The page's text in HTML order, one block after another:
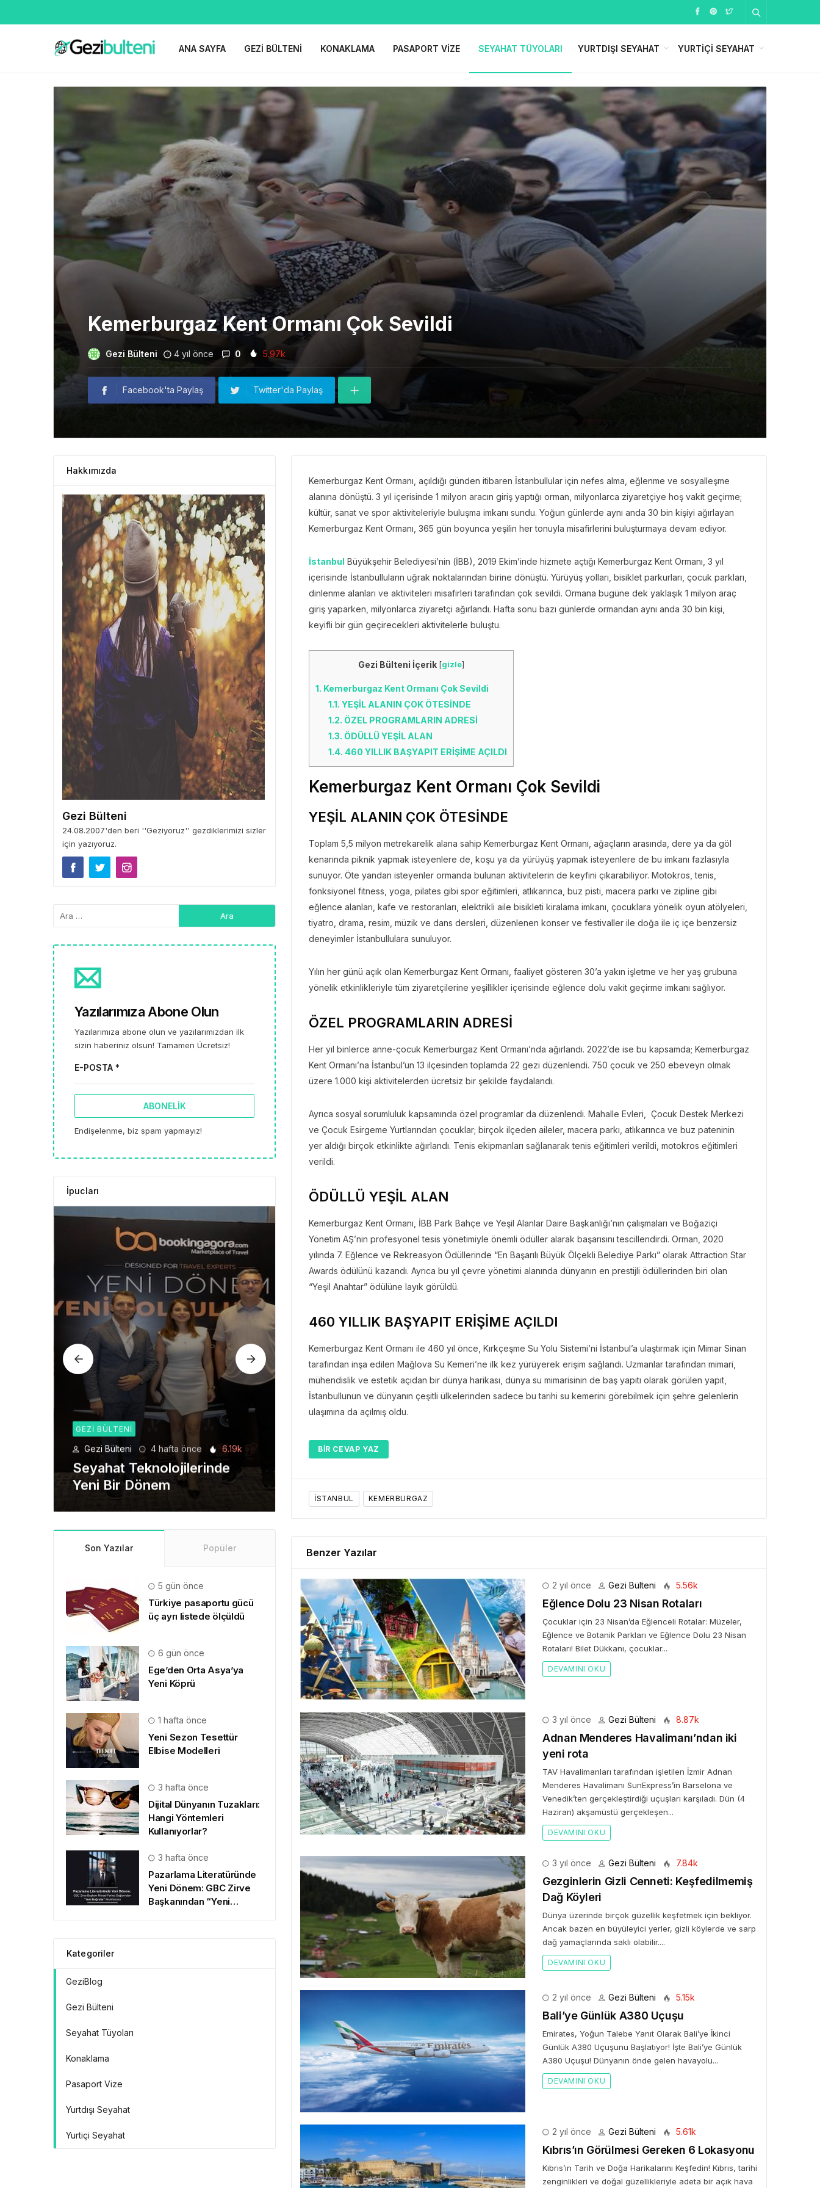
ANA SAYFA GEZI BÜLTENI KONAKLAMA PASAPORT VIZE SEYAHAT TÜYOLARI YURTDIŞI SEYAHAT YURTIÇI SEYAHAT
Kemerburgaz Kent Ormanı Çok Sevildi
Gezi Bülteni 4 yıl önce 0 5.97k
Facebook'ta Paylaş Twitter'da Paylaş
Kemerburgaz Kent Ormanı, açıldığı günden itibaren İstanbullular için nefes alma, eğlenme ve sosyalleşme
alanına dönüştü. 3 yıl içerisinde 1 milyon aracın giriş yaptığı orman, milyonlarca ziyaretçiye hoş vakit geçirme;
kültür, sanat ve spor aktiviteleriyle buluşma imkanı sundu. Yoğun günlerde aynı anda 30 bin kişiyi ağırlayan
Kemerburgaz Kent Ormanı, 365 gün boyunca yeşilin her tonuyla misafirlerini buluşturmaya devam ediyor.
İstanbul Büyükşehir Belediyesi’nin (İBB), 2019 Ekim’inde hizmete açtığı Kemerburgaz Kent Ormanı, 3 yıl
içerisinde İstanbulluların uğrak noktalarından birine dönüştü. Yürüyüş yolları, bisiklet parkurları, çocuk parkları,
dinlenme alanları ve aktiviteleri misafirleri tarafından çok sevildi. Ormana bugüne dek yaklaşık 1 milyon araç
giriş yaparken, milyonlarca ziyaretçi ağırlandı. Hafta sonu bazı günlerde ormandan aynı anda 30 bin kişi,
keyifli bir gün geçirecekleri aktivitelerle buluştu.
Gezi Bülteni İçerik [gizle]
1. Kemerburgaz Kent Ormanı Çok Sevildi
1.1. YEŞİL ALANIN ÇOK ÖTESİNDE
1.2. ÖZEL PROGRAMLARIN ADRESİ
1.3. ÖDÜLLÜ YEŞİL ALAN
1.4. 460 YILLIK BAŞYAPIT ERİŞİME AÇILDI
Kemerburgaz Kent Ormanı Çok Sevildi
YEŞİL ALANIN ÇOK ÖTESİNDE
Toplam 5,5 milyon metrekarelik alana sahip Kemerburgaz Kent Ormanı, ağaçların arasında, dere ya da göl
kenarında piknik yapmak isteyenlere de, koşu ya da yürüyüş yapmak isteyenlere de bu imkanı fazlasıyla
sunuyor. Öte yandan isteyenler ormanda bulunan aktivitelerin de keyfini çıkarabiliyor. Motokros, tenis,
fonksiyonel fitness, yoga, pilates gibi spor eğitimleri, atlıkarınca, buz pisti, macera parkı ve zipline gibi
eğlence alanları, kafe ve restoranları, elektrikli aile bisikleti kiralama imkanı, çocuklara yönelik oyun atölyeleri,
tiyatro, drama, resim, müzik ve dans dersleri, düzenlenen konser ve festivaller ile doğa ile iç içe benzersiz
deneyimler İstanbullulara sunuluyor.
Yılın her günü açık olan Kemerburgaz Kent Ormanı, faaliyet gösteren 30’a yakın işletme ve her yaş grubuna
yönelik etkinlikleriyle tüm ziyaretçilerine yeşillikler içerisinde eğlence dolu vakit geçirme imkanı sağlıyor.
ÖZEL PROGRAMLARIN ADRESİ
Her yıl binlerce anne-çocuk Kemerburgaz Kent Ormanı’nda ağırlandı. 2022’de ise bu kapsamda; Kemerburgaz
Kent Ormanı’na İstanbul’un 13 ilçesinden toplamda 22 gezi düzenlendi. 750 çocuk ve 250 ebeveyn olmak
üzere 1.000 kişi aktivitelerden ücretsiz bir şekilde faydalandı.
Ayrıca sosyal sorumluluk kapsamında özel programlar da düzenlendi. Mahalle Evleri,
Çocuk Destek Merkezi
ve Çocuk Esirgeme Yurtlarından çocuklar; birçok ilçeden aileler, macera parkı, atlıkarınca ve buz pateninin
yer aldığı birçok etkinlikte ağırlandı. Tenis ekipmanları sağlanarak tenis eğitimleri verildi, motokros eğitimleri
verildi.
ÖDÜLLÜ YEŞİL ALAN
Kemerburgaz Kent Ormanı, İBB Park Bahçe ve Yeşil Alanlar Daire Başkanlığı’nın çalışmaları ve Boğaziçi
Yönetim AŞ’nin profesyonel tesis yönetimiyle önemli ödüller alarak başarısını tescillendirdi. Orman, 2020
yılında 7. Eğlence ve Rekreasyon Ödüllerinde “En Başarılı Büyük Ölçekli Belediye Parkı” olarak Attraction Star
Awards ödülünü kazandı. Ayrıca bu yıl çevre yönetimi alanında dünyanın en prestijli ödüllerinden biri olan
“Yeşil Anahtar” ödülüne layık görüldü.
460 YILLIK BAŞYAPIT ERİŞİME AÇILDI
Kemerburgaz Kent Ormanı ile 460 yıl önce, Kırkçeşme Su Yolu Sistemi’ni İstanbul’a ulaştırmak için Mimar Sinan
tarafından inşa edilen Mağlova Su Kemeri’ne ilk kez yürüyerek erişim sağlandı. Uzmanlar tarafından mimari,
mühendislik ve estetik açıdan bir dünya harikası, dünya su mimarisinin de baş yapıtı olarak görülen yapıt,
İstanbullunun ve dünyanın çeşitli ülkelerinden sadece bu tarihi su kemerini görebilmek için şehre gelenlerin
ulaşımına da açılmış oldu.
BIR CEVAP YAZ
ISTANBUL KEMERBURGAZ
Benzer Yazılar
2 yıl önce Gezi Bülteni 5.56k
Eğlence Dolu 23 Nisan Rotaları
Çocuklar için 23 Nisan’da Eğlenceli Rotalar: Müzeler,
Eğlence ve Botanik Parkları ve Eğlence Dolu 23 Nisan
Rotaları! Bilet Dükkanı, çocuklar...
DEVAMINI OKU
3 yıl önce Gezi Bülteni 8.87k
Adnan Menderes Havalimanı’ndan iki
yeni rota
TAV Havalimanları tarafından işletilen İzmir Adnan
Menderes Havalimanı SunExpress’in Barselona ve
Venedik’ten gerçekleştirdiği uçuşları karşıladı. Dün (4
Haziran) akşamüstü gerçekleşen...
DEVAMINI OKU
3 yıl önce Gezi Bülteni 7.84k
Gezginlerin Gizli Cenneti: Keşfedilmemiş
Dağ Köyleri
Dünya üzerinde birçok güzellik keşfetmek için bekliyor.
Ancak bazen en büyüleyici yerler, gizli köylerde ve sarp
dağ yamaçlarında saklı olabilir....
DEVAMINI OKU
2 yıl önce Gezi Bülteni 5.15k
Bali’ye Günlük A380 Uçuşu
Emirates, Yoğun Talebe Yanıt Olarak Bali’ye İkinci
Günlük A380 Uçuşunu Başlatıyor! İşte Bali’ye Günlük
A380 Uçuşu! Dünyanın önde gelen havayolu...
DEVAMINI OKU
2 yıl önce Gezi Bülteni 5.61k
Kıbrıs’ın Görülmesi Gereken 6 Lokasyonu
Kıbrıs’ın Tarih ve Doğa Harikalarını Keşfedin! Kıbrıs, tarihi
zenginlikleri ve doğal güzellikleriyle adeta bir açık hava
Hakkımızda
Gezi Bülteni
24.08.2007'den beri ''Geziyoruz'' gezdiklerimizi sizler
için yazıyoruz.
Yazılarımıza Abone Olun
Yazılarımıza abone olun ve yazılarımızdan ilk
sizin haberiniz olsun! Tamamen Ücretsiz!
E-POSTA *
ABONELIK
Endişelenme, biz spam yapmayız!
İpucları
GEZI BÜLTENI
Gezi Bülteni 1 ay önce 8.94k
Manevi Yolculukta Yeni
Dönem
Gezi Bülteni 1 ay önce
Kaçamağı
Başarı Hikâyesi
Son Yazılar Popüler
5 gün önce
Türkiye pasaportu gücü
üç ayrı listede ölçüldü
6 gün önce
Ege’den Orta Asya’ya
Yeni Köprü
1 hafta önce
Yeni Sezon Tesettür
Elbise Modelleri
3 hafta önce
Dijital Dünyanın Tuzakları:
Hangi Yöntemleri
Kullanıyorlar?
3 hafta önce
Pazarlama Literatüründe
Yeni Dönem: GBC Zirve
Başkanından “Yeni
Kategoriler
GeziBlog
Gezi Bülteni
Seyahat Tüyoları
Konaklama
Pasaport Vize
Yurtdışı Seyahat
Yurtiçi Seyahat